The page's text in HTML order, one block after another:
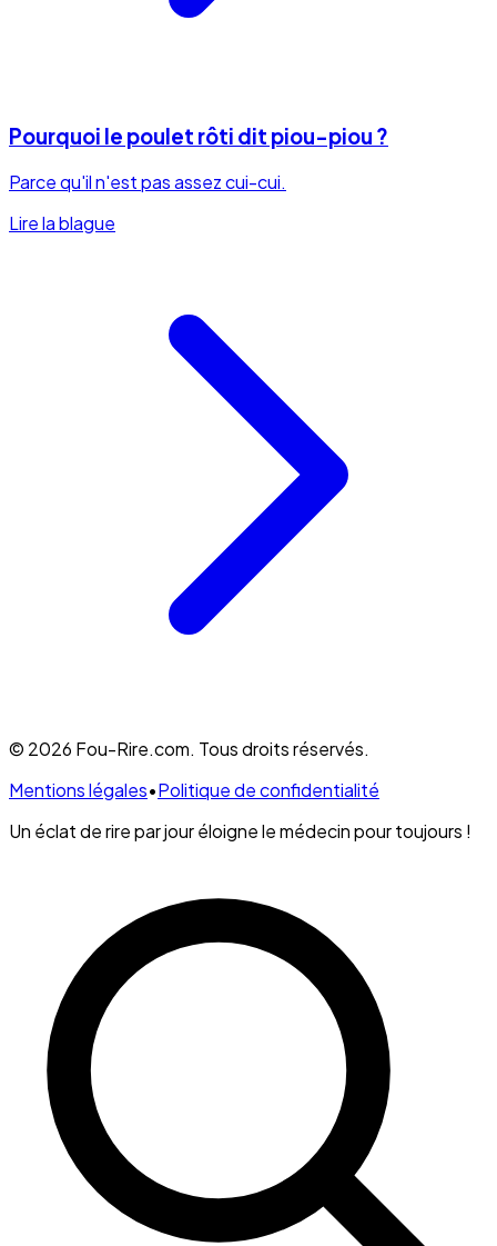
Pourquoi le poulet rôti dit piou-piou ?
Parce qu'il n'est pas assez cui-cui.
Lire la blague
© 2026 Fou-Rire.com. Tous droits réservés.
Mentions légales•Politique de confidentialité
Un éclat de rire par jour éloigne le médecin pour toujours !